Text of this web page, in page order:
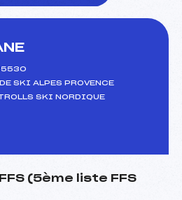
SKI ALPES PROVENCE
SKI NORDIQUE
(5ème liste FFS